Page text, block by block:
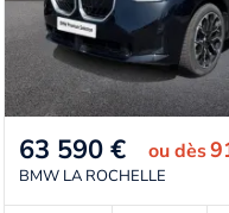
63 590 € oudès
BMW LA ROCHELLE